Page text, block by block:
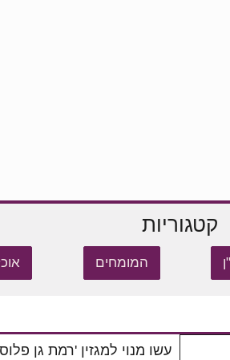
קטגוריות
המומחים
עשו מנוי למגזין 'רמת גן